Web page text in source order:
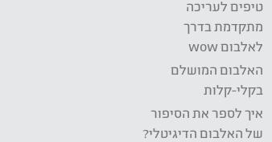
טיפים לעריכה
מתקדמת בדרך
לאלבום wow
האלבום המושלם
בקלי-קלות
איך לספר את הסיפור
של האלבום הדיגיטלי?